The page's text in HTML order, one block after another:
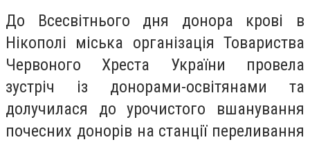
До Всесвітнього дня донора крові в
Нікополі міська організація Товариства
Червоного Хреста України провела
зустріч із донорами-освітянами та
долучилася до урочистого вшанування
почесних донорів на станції переливання